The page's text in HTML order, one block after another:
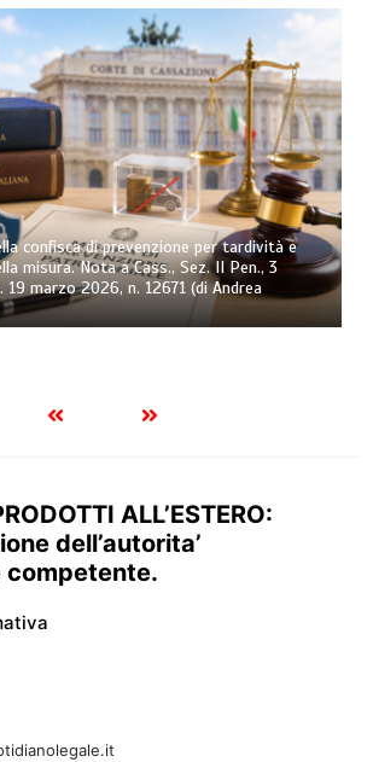
forzata civile – Trimestre n.
Greco)
ALL’ESTERO:
dell’autorita’
competente.